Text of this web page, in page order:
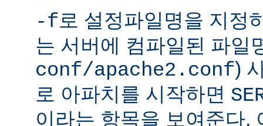
-f로 설정파일명을 지정
는 서버에 컴파일된 파일
conf/apache2.conf)
로 아파치를 시작하면
이라는 항목을 보여준다.